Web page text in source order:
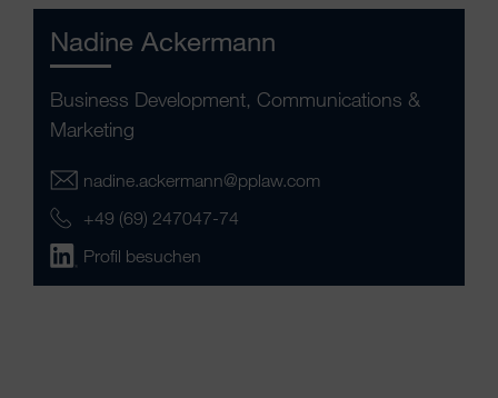
Nadine Ackermann
Business Development, Communications &
Marketing
nadine.ackermann@pplaw.com
+49 (69) 247047-74
Profil besuchen